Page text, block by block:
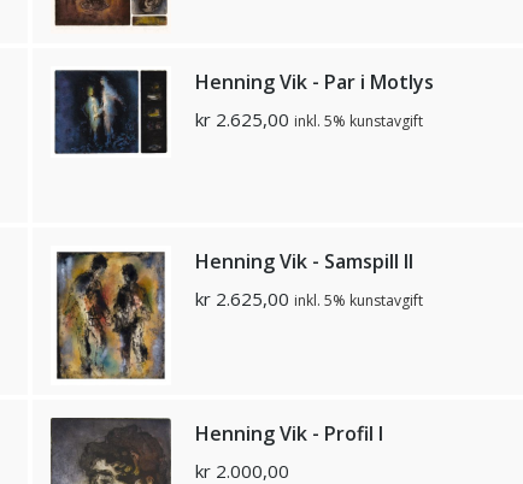
Henning Vik - Par i Motlys
kr2.625,00 inkl. 5% kunstavgift
Henning Vik - Samspill II
kr2.625,00 inkl. 5% kunstavgift
Henning Vik - Profil I
kr2.000,00